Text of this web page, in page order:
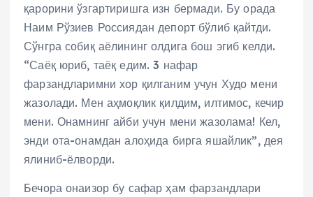
қарорини ўзгартиришга изн бермади. Бу орада
Наим Рўзиев Россиядан депорт бўлиб қайтди.
Сўнгра собиқ аёлининг олдига бош эгиб келди.
“Саёқ юриб, таёқ едим. 3 нафар
фарзандларимни хор қилганим учун Худо мени
жазолади. Мен аҳмоқлик қилдим, илтимос, кечир
мени. Онамнинг айби учун мени жазолама! Кел,
энди ота-онамдан алоҳида бирга яшайлик”, дея
ялиниб-ёлворди.
Бечора онаизор бу сафар ҳам фарзандлари